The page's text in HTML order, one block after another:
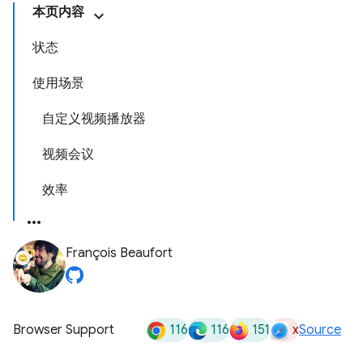
本页内容
状态
使用场景
自定义视频播放器
视频会议
效率
François Beaufort
Browser Support 116 116 151 xSource